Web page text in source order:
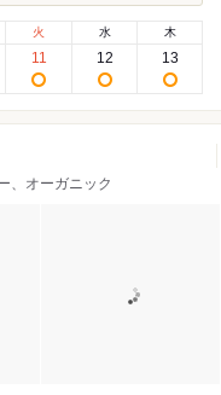
火
11
水
12
木
13
、オーガニック